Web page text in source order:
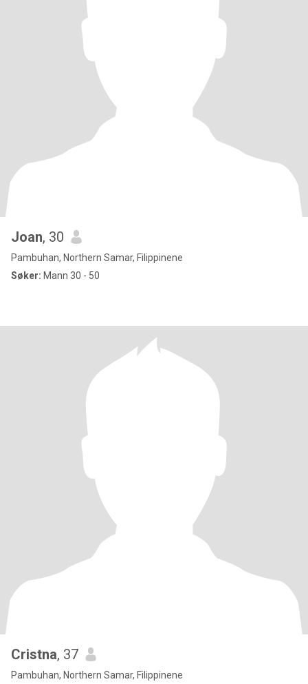
Joan, 30
Pambuhan, Northern Samar, Filippinene
Søker: Mann 30 - 50
Cristna, 37
Pambuhan, Northern Samar, Filippinene